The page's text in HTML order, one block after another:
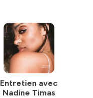
Entretien avec
Nadine Timas